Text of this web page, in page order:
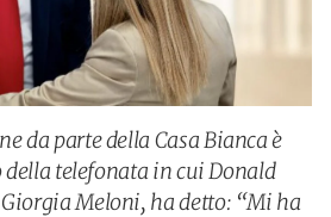
da parte della Casa Bianca è
telefonata in cui Donald
Meloni, ha detto: “Mi ha